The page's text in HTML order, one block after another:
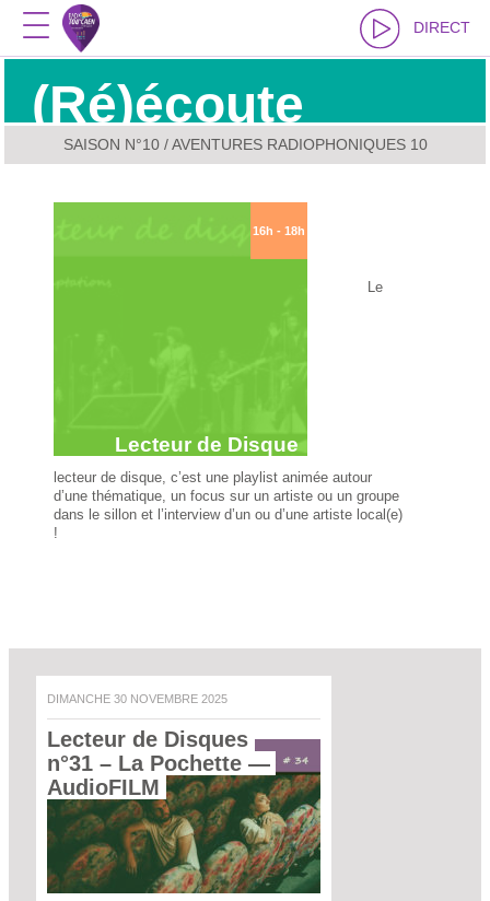
DIRECT
(Ré)écoute
SAISON N°10/ AVENTURES RADIOPHONIQUES 10
16h - 18h
Lecteur de Disque
Le
lecteur de disque, c’est une playlist animée autour
d’une thématique, un focus sur un artiste ou un groupe
dans le sillon et l’interview d’un ou d’une artiste local(e)
!
DIMANCHE 30 NOVEMBRE 2025
Lecteur de Disques
n°31 – La Pochette —
AudioFILM